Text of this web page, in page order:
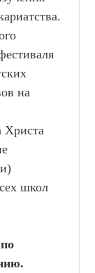
на
Христа
школ